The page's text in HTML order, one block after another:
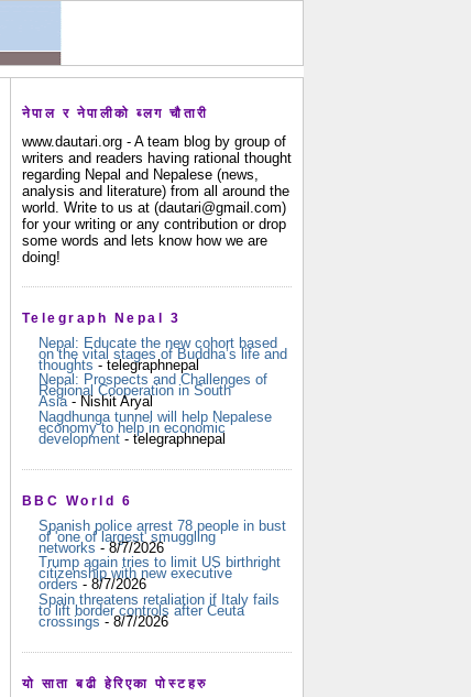
नेपाल र नेपालीको ब्लग चौतारी
www.dautari.org - A team blog by group of
writers and readers having rational thought
regarding Nepal and Nepalese (news,
analysis and literature) from all around the
world. Write to us at (dautari@gmail.com)
for your writing or any contribution or drop
some words and lets know how we are
doing!
Telegraph Nepal 3
Nepal: Educate the new cohort based
on the vital stages of Buddha’s life and
thoughts - telegraphnepal
Nepal: Prospects and Challenges of
Regional Cooperation in South
Asia- Nishit Aryal
Nagdhunga tunnel will help Nepalese
economy to help in economic
development - telegraphnepal
BBC World 6
Spanish police arrest 78 people in bust
of 'one of largest' smuggling
networks - 8/7/2026
Trump again tries to limit US birthright
citizenship with new executive
orders - 8/7/2026
Spain threatens retaliation if Italy fails
to lift border controls after Ceuta
crossings- 8/7/2026
यो साता बढी हेरिएका पोस्टहरु